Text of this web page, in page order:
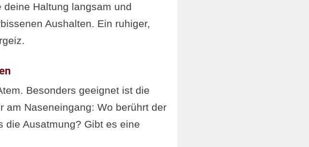
Haltung langsam und
Aushalten. Ein ruhiger,
Besonders geeignet ist die
am Naseneingang: Wo berührt der
die Ausatmung? Gibt es eine